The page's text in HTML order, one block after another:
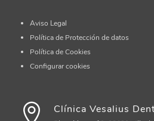
Aviso Legal
Política de Protección de datos
Política de Cookies
Configurar cookies
Clínica Vesalius